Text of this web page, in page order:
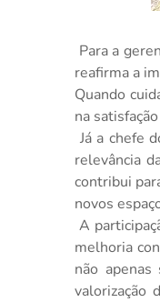
Para a
reafirma a
Quando
na
Já a chefe
relevância
contribui
novos
A
melhoria
não
valorização